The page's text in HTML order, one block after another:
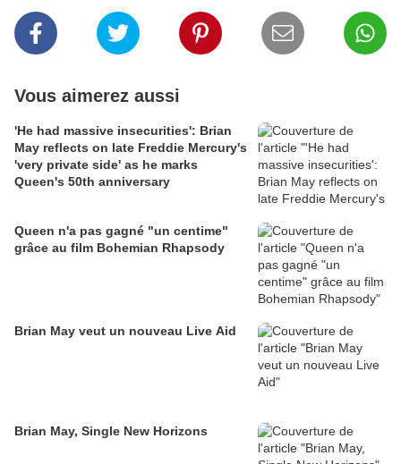
Vous aimerez aussi
'He had massive insecurities': Brian
May reflects on late Freddie Mercury's
'very private side' as he marks
Queen's 50th anniversary
Queen n'a pas gagné "un centime"
grâce au film Bohemian Rhapsody
Brian May veut un nouveau Live Aid
Brian May, Single New Horizons